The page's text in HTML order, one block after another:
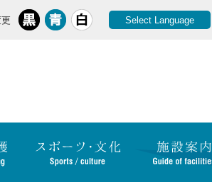
Select Language